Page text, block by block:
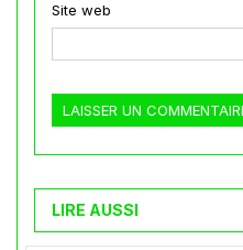
Site web
LIRE AUSSI